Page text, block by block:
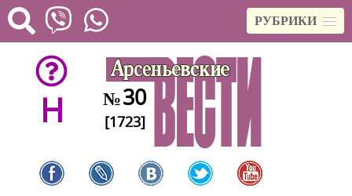
РУБРИКИ
H №30
[1723]